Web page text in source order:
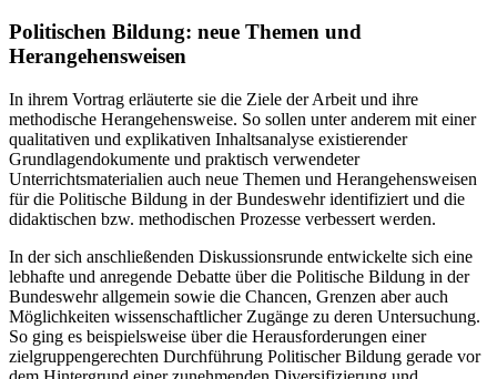
Politischen Bildung: neue Themen und
Herangehensweisen
In ihrem Vortrag erläuterte sie die Ziele der Arbeit und ihre
methodische Herangehensweise. So sollen unter anderem mit einer
qualitativen und explikativen Inhaltsanalyse existierender
Grundlagendokumente und praktisch verwendeter
Unterrichtsmaterialien auch neue Themen und Herangehensweisen
für die Politische Bildung in der Bundeswehr identifiziert und die
didaktischen bzw. methodischen Prozesse verbessert werden.
In der sich anschließenden Diskussionsrunde entwickelte sich eine
lebhafte und anregende Debatte über die Politische Bildung in der
Bundeswehr allgemein sowie die Chancen, Grenzen aber auch
Möglichkeiten wissenschaftlicher Zugänge zu deren Untersuchung.
So ging es beispielsweise über die Herausforderungen einer
zielgruppengerechten Durchführung Politischer Bildung gerade vor